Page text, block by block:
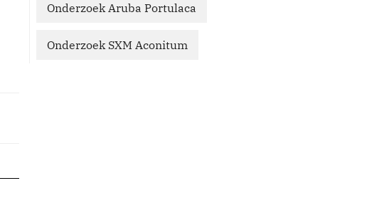
Onderzoek Aruba Portulaca
Onderzoek SXM Aconitum